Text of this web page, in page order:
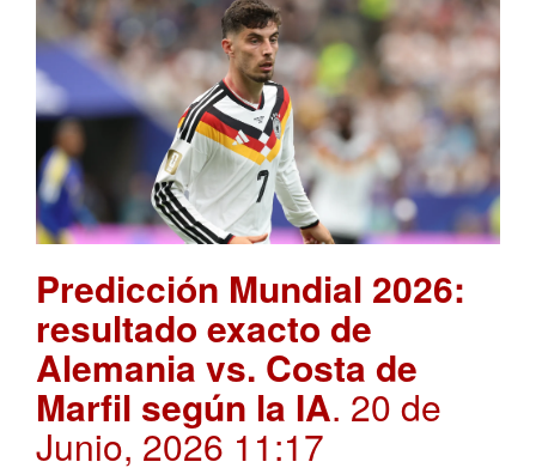
Predicción Mundial 2026:
resultado exacto de
Alemania vs. Costa de
Marfil según la IA. 20 de
Junio, 2026 11:17